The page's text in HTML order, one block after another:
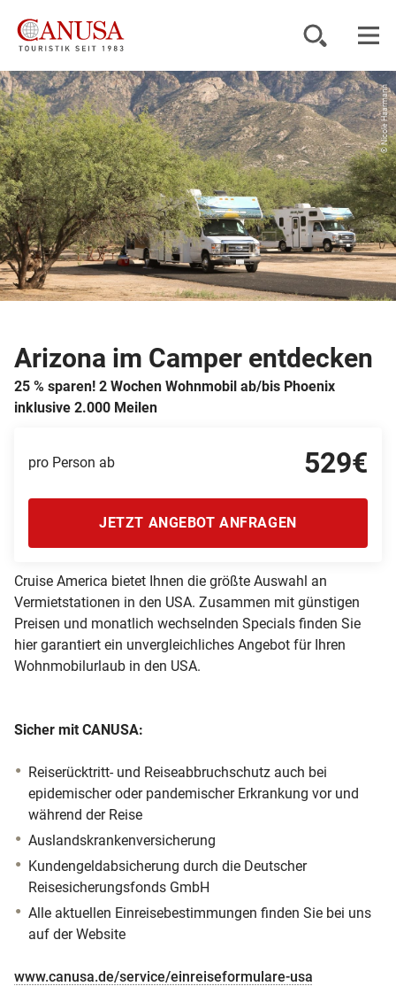
Reiseziele
Reisearten
Inspiration
Service
© Nicole Haarmann
Arizona im Camper entdecken
25 % sparen! 2 Wochen Wohnmobil ab/bis Phoenix
inklusive 2.000 Meilen
pro Person ab 529€
JETZT ANGEBOT ANFRAGEN
Cruise America bietet Ihnen die größte Auswahl an
Vermietstationen in den USA. Zusammen mit günstigen
Preisen und monatlich wechselnden Specials finden Sie
hier garantiert ein unvergleichliches Angebot für Ihren
Wohnmobilurlaub in den USA.
Sicher mit CANUSA:
Reiserücktritt- und Reiseabbruchschutz auch bei
epidemischer oder pandemischer Erkrankung vor und
während der Reise
Auslandskrankenversicherung
Kundengeldabsicherung durch die Deutscher
Reisesicherungsfonds GmbH
Alle aktuellen Einreisebestimmungen finden Sie bei uns
auf der Website
www.canusa.de/service/einreiseformulare-usa